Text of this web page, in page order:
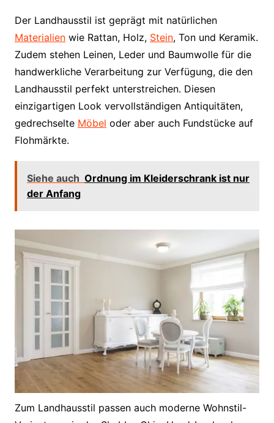
Der Landhausstil ist geprägt mit natürlichen
Materialienwie Rattan, Holz, Stein, Ton und Keramik.
Zudem stehen Leinen, Leder und Baumwolle für die
handwerkliche Verarbeitung zur Verfügung, die den
Landhausstil perfekt unterstreichen. Diesen
einzigartigen Look vervollständigen Antiquitäten,
gedrechselte Möbel oder aber auch Fundstücke auf
Flohmärkte.
Siehe auch Ordnung im Kleiderschrank ist nur
der Anfang
Zum Landhausstil passen auch moderne Wohnstil-